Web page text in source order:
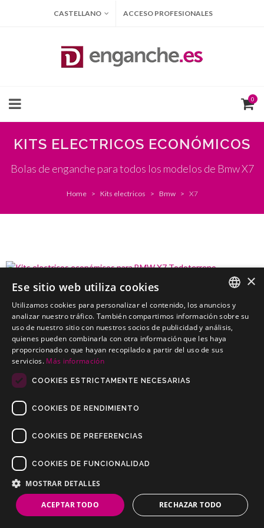
CASTELLANO ACCESO PROFESIONALES
0
KITS ELECTRICOS ECONÓMICOS
Bolas de enganche para todos los modelos de Bmw X7
Home Kits electricos Bmw X7
BMW X7 Todoterreno
Kits electricos económicos para BMW X7 Todoterreno
Copyrights © 2019 Todos los Derechos Reservados Dilusur, S.L.
Condiciones de Venta /
Política de Privacidad
/Política de Cookies
SPANISH
PORTUGUESE
×
Ese sitio web utiliza cookies
Utilizamos cookies para personalizar el contenido, los anuncios y
analizar nuestro tráfico. También compartimos información sobre su
uso de nuestro sitio con nuestros socios de publicidad y análisis,
quienes pueden combinarla con otra información que les haya
proporcionado o que hayan recopilado a partir del uso de sus
servicios. Más información
COOKIES ESTRICTAMENTE NECESARIAS
COOKIES DE RENDIMIENTO
COOKIES DE PREFERENCIAS
COOKIES DE FUNCIONALIDAD
MOSTRAR DETALLES
ACEPTAR TODO RECHAZAR TODO